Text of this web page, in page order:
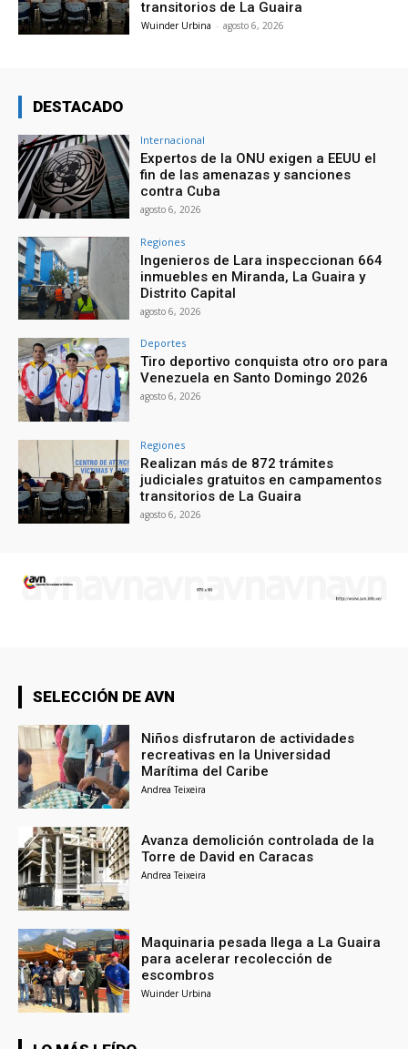
transitorios de La Guaira
Wuinder Urbina - agosto 6, 2026
DESTACADO
Internacional
Expertos de la ONU exigen a EEUU el
fin de las amenazas y sanciones
contra Cuba
agosto 6, 2026
Regiones
Ingenieros de Lara inspeccionan 664
inmuebles en Miranda, La Guaira y
Distrito Capital
agosto 6, 2026
Deportes
Tiro deportivo conquista otro oro para
Venezuela en Santo Domingo 2026
agosto 6, 2026
Regiones
Realizan más de 872 trámites
judiciales gratuitos en campamentos
transitorios de La Guaira
agosto 6, 2026
SELECCIÓN DE AVN
Niños disfrutaron de actividades
recreativas en la Universidad
Marítima del Caribe
Andrea Teixeira
Avanza demolición controlada de la
Torre de David en Caracas
Andrea Teixeira
Maquinaria pesada llega a La Guaira
para acelerar recolección de
escombros
Wuinder Urbina